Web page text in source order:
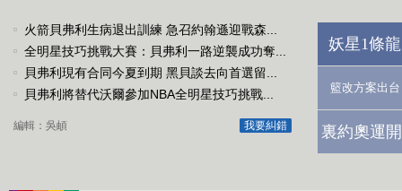
火箭貝弗利生病退出訓練 急召約翰遜迎戰森...
全明星技巧挑戰大賽：貝弗利一路逆襲成功奪...
貝弗利現有合同今夏到期 黑貝談去向首選留...
貝弗利將替代沃爾參加NBA全明星技巧挑戰...
我要糾錯
編輯：吳頔
妖星1條
籃改方案出台
裏約奧運